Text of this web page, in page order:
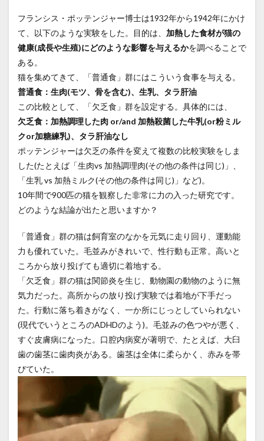
フランシス・ポッテンジャー博士は1932年から1942年にかけ
て、以下のような実験をした。目的は、 加熱した食材が猫の
健康(成長や生殖)にどのような影響を与えるかを調べることで
ある。
猫を集めてきて、「普通食」群にはこういう食事を与える。
普通食：生肉(モツ、骨を含む)、生乳、タラ肝油
この比較として、「欠乏食」群を設定する。具体的には、
欠乏食：加熱調理した肉 or/and 加熱殺菌した牛乳(or粉ミル
クor加糖練乳)、タラ肝油なし
ポッテンジャーは欠乏の条件を変えて複数の比較実験をしま
した(たとえば「生肉vs 加熱調理肉(その他の条件は同じ)」、
「生乳 vs 加熱ミルク(その他の条件は同じ)」など)。
10年間で900匹の猫を観察した非常に力の入った研究です。
どのような結論が出たと思いますか？
「普通食」群の猫は飼育室のなかを元気に走り回り、運動能
力も優れていた。毛並みがきれいで、性行動も正常。高いと
ころから放り投げても適切に着地する。
「欠乏食」群の猫は関節炎を生じ、動物園の動物のように無
気力だった。高所からの放り投げ実験では着地が下手だっ
た。行動に落ち着きがなく、一か所にじっとしていられない
(現代でいうところのADHDのよう)。毛並みの色つやが悪く、
すぐ皮膚病になった。口腔内病変が著明で、たとえば、大臼
歯の歯茎に歯肉炎がある。歯茎は全体に柔らかく、赤みを帯
びていた。